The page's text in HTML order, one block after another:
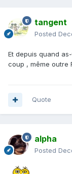
tangent
Posted
Et depuis quand
coup , même outre
Quote
alpha
Posted